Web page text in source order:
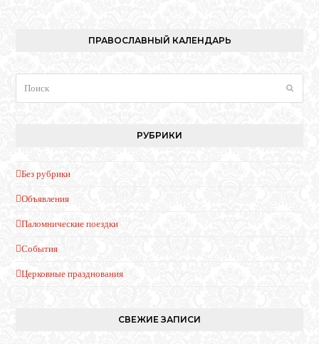
ПРАВОСЛАВНЫЙ КАЛЕНДАРЬ
РУБРИКИ
Без рубрики
Объявления
Паломнические поездки
События
Церковные празднования
СВЕЖИЕ ЗАПИСИ